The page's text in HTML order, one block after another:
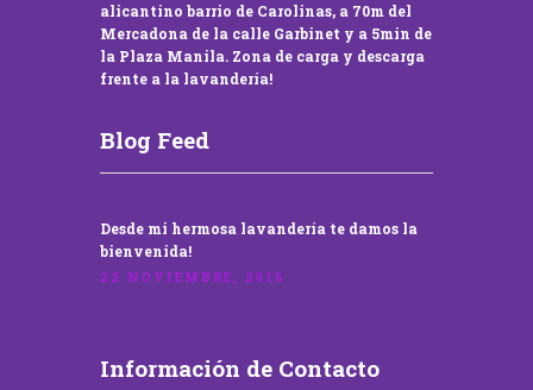
alicantino barrio de Carolinas, a 70m del
Mercadona de la calle Garbinet y a 5min de
la Plaza Manila. Zona de carga y descarga
frente a la lavandería!
Blog Feed
Desde mi hermosa lavandería te damos la
bienvenida!
22 NOVIEMBRE, 2016
Información de Contacto